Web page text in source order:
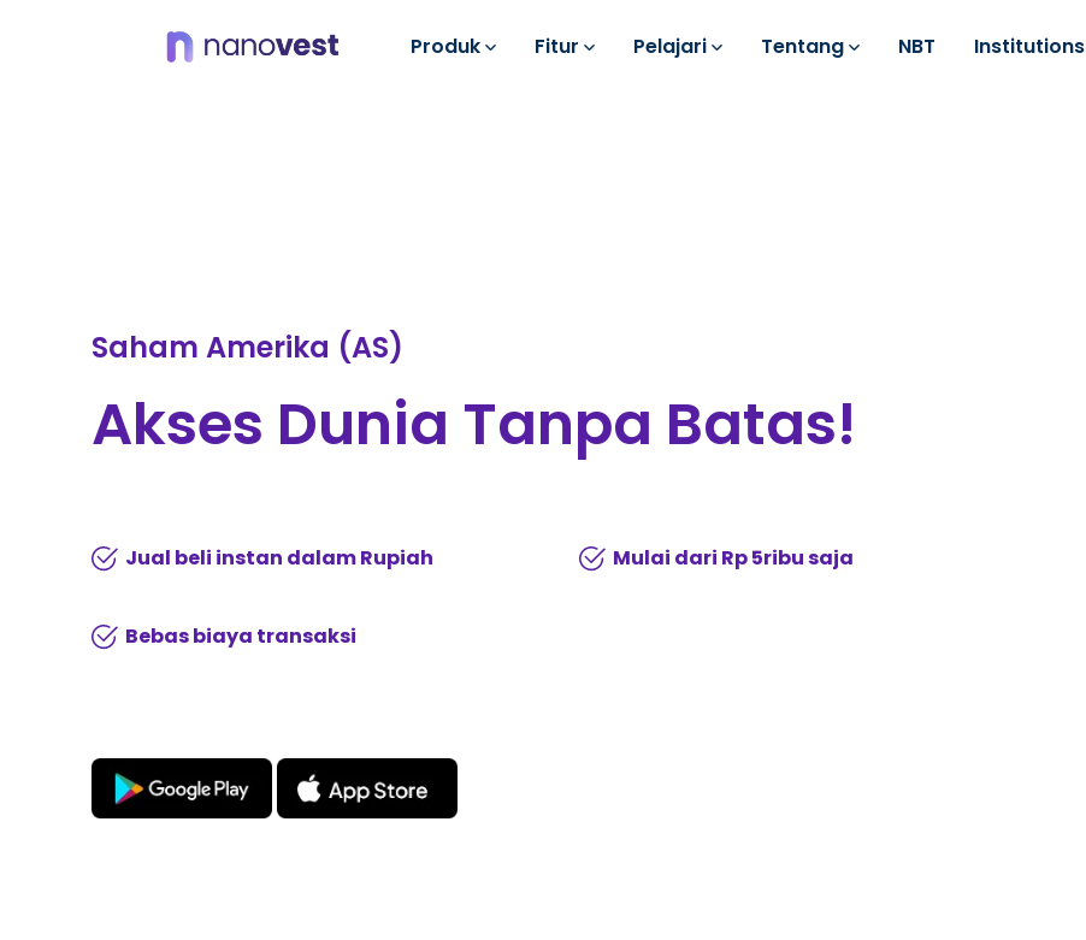
Produk Fitur Pelajari Tentang NBT Institutions
Saham Amerika (AS)
Akses Dunia Tanpa Batas!
Jual beli instan dalam Rupiah Mulai dari Rp 5ribu saja
Bebas biaya transaksi